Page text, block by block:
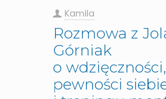
Kamila
Rozmowa z
Górniak
o wdzięczności,
pewności